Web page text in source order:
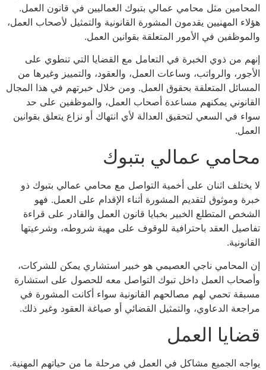
مثل محامي عمالي بتبوك العماليين في قانون العمل.
المهنيين يقدمون المشورة القانونية والتمثيل لأصحاب العمل،
في الأمور المتعلقة بقوانين العمل.
من ذوي الخبرة في التعامل مع القضايا التي تنطوي على
والرواتب، وساعات العمل، والعقود، والتمييز وغيرها من
المتعلقة بحقوق العمل. ومن خلال خبرتهم في هذا المجال
يمكنهم مساعدة أصحاب العمل، والموظفين على حد
في السعي لتحقيق العدالة لأي انتهاك أو نزاع يتعلق بقوانين
عمالي بتبوك
اثنان على أخمية التواصل مع محامي عمالي بتبوك ذو
وموثوق لتقديم المشورة أثناء الإقدام على العمل. فهو
المتطلع الخبير بخبايا قانون العمل والقادر على قراءة
العقد باحترافية للوقوف على مهية شروطه، وشرعيتها
ناجي العصيمي هو خبير استشاري يمكن للشركات،
العمل داخل تبوك التواصل معه للحصول على استشارة
تحمي لهم مصالحهم القانونية سواء أكانت المشورة في
الدعاوي، والتمثيل القضائي أو صياغة العقود وغير ذلك.
العمل
الجميع مشاكل في العمل في مرحلة ما من حياتهم المهنية.